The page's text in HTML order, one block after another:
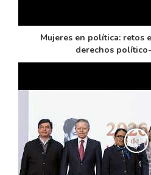
Mujeres en política: retos
derechos